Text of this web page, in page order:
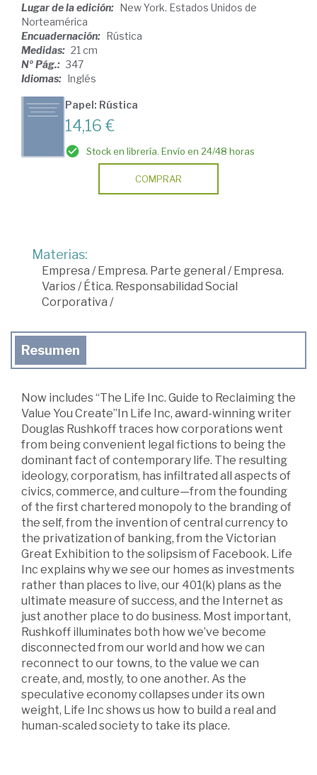
Lugar de la edición: New York. Estados Unidos de
Norteamérica
Encuadernación: Rústica
Medidas: 21 cm
Nº Pág.: 347
Idiomas: Inglés
Papel: Rústica
14,16 €
Stock en librería. Envío en 24/48 horas
COMPRAR
Materias:
Empresa /Empresa. Parte general /Empresa.
Varios/Ética. Responsabilidad Social
Corporativa /
Resumen
Now includes “The Life Inc. Guide to Reclaiming the
Value You Create”In Life Inc, award-winning writer
Douglas Rushkoff traces how corporations went
from being convenient legal fictions to being the
dominant fact of contemporary life. The resulting
ideology, corporatism, has infiltrated all aspects of
civics, commerce, and culture—from the founding
of the first chartered monopoly to the branding of
the self, from the invention of central currency to
the privatization of banking, from the Victorian
Great Exhibition to the solipsism of Facebook. Life
Inc explains why we see our homes as investments
rather than places to live, our 401(k) plans as the
ultimate measure of success, and the Internet as
just another place to do business. Most important,
Rushkoff illuminates both how we’ve become
disconnected from our world and how we can
reconnect to our towns, to the value we can
create, and, mostly, to one another. As the
speculative economy collapses under its own
weight, Life Inc shows us how to build a real and
human-scaled society to take its place.